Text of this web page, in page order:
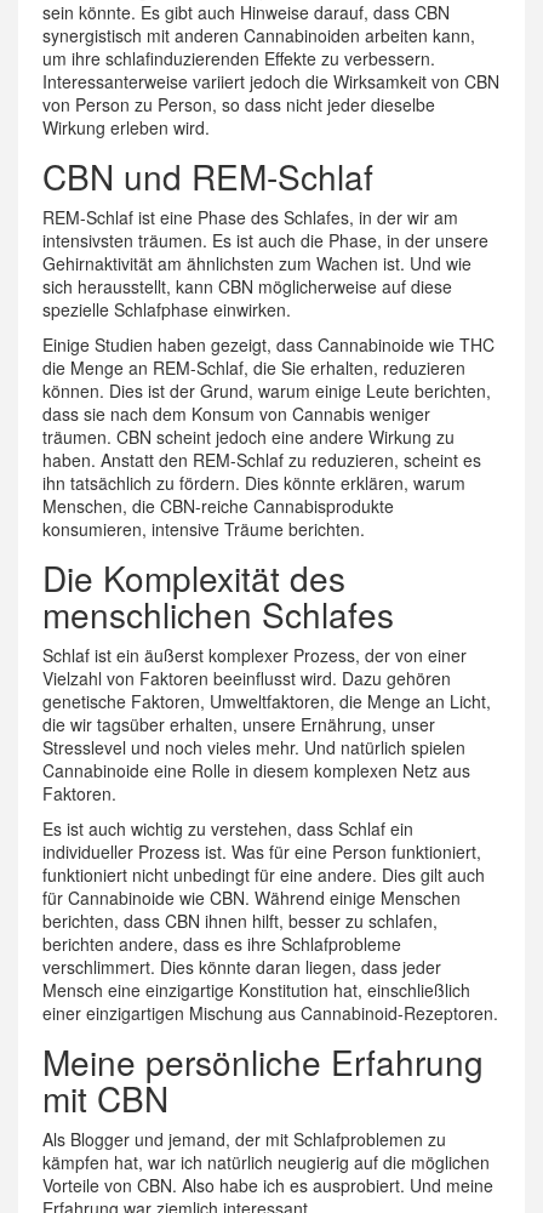
sein könnte. Es gibt auch Hinweise darauf, dass CBN
synergistisch mit anderen Cannabinoiden arbeiten kann,
um ihre schlafinduzierenden Effekte zu verbessern.
Interessanterweise variiert jedoch die Wirksamkeit von CBN
von Person zu Person, so dass nicht jeder dieselbe
Wirkung erleben wird.
CBN und REM-Schlaf
REM-Schlaf ist eine Phase des Schlafes, in der wir am
intensivsten träumen. Es ist auch die Phase, in der unsere
Gehirnaktivität am ähnlichsten zum Wachen ist. Und wie
sich herausstellt, kann CBN möglicherweise auf diese
spezielle Schlafphase einwirken.
Einige Studien haben gezeigt, dass Cannabinoide wie THC
die Menge an REM-Schlaf, die Sie erhalten, reduzieren
können. Dies ist der Grund, warum einige Leute berichten,
dass sie nach dem Konsum von Cannabis weniger
träumen. CBN scheint jedoch eine andere Wirkung zu
haben. Anstatt den REM-Schlaf zu reduzieren, scheint es
ihn tatsächlich zu fördern. Dies könnte erklären, warum
Menschen, die CBN-reiche Cannabisprodukte
konsumieren, intensive Träume berichten.
Die Komplexität des
menschlichen Schlafes
Schlaf ist ein äußerst komplexer Prozess, der von einer
Vielzahl von Faktoren beeinflusst wird. Dazu gehören
genetische Faktoren, Umweltfaktoren, die Menge an Licht,
die wir tagsüber erhalten, unsere Ernährung, unser
Stresslevel und noch vieles mehr. Und natürlich spielen
Cannabinoide eine Rolle in diesem komplexen Netz aus
Faktoren.
Es ist auch wichtig zu verstehen, dass Schlaf ein
individueller Prozess ist. Was für eine Person funktioniert,
funktioniert nicht unbedingt für eine andere. Dies gilt auch
für Cannabinoide wie CBN. Während einige Menschen
berichten, dass CBN ihnen hilft, besser zu schlafen,
berichten andere, dass es ihre Schlafprobleme
verschlimmert. Dies könnte daran liegen, dass jeder
Mensch eine einzigartige Konstitution hat, einschließlich
einer einzigartigen Mischung aus Cannabinoid-Rezeptoren.
Meine persönliche Erfahrung
mit CBN
Als Blogger und jemand, der mit Schlafproblemen zu
kämpfen hat, war ich natürlich neugierig auf die möglichen
Vorteile von CBN. Also habe ich es ausprobiert. Und meine